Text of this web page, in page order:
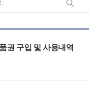
권 구입 및 사용내역